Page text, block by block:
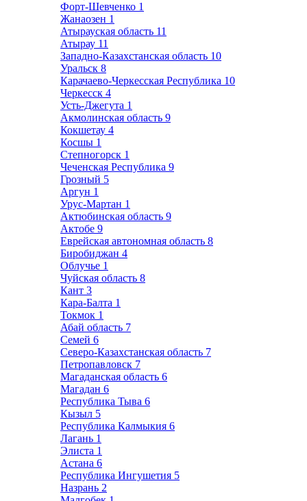
Форт-Шевченко 1
Жанаозен 1
Атырауская область 11
Атырау 11
Западно-Казахстанская область 10
Уральск 8
Карачаево-Черкесская Республика 10
Черкесск 4
Усть-Джегута 1
Акмолинская область 9
Кокшетау 4
Косшы 1
Степногорск 1
Чеченская Республика 9
Грозный 5
Аргун 1
Урус-Мартан 1
Актюбинская область 9
Актобе 9
Еврейская автономная область 8
Биробиджан 4
Облучье 1
Чуйская область 8
Кант 3
Кара-Балта 1
Токмок 1
Абай область 7
Семей 6
Северо-Казахстанская область 7
Петропавловск 7
Магаданская область 6
Магадан 6
Республика Тыва 6
Кызыл 5
Республика Калмыкия 6
Лагань 1
Элиста 1
Астана 6
Республика Ингушетия 5
Назрань 2